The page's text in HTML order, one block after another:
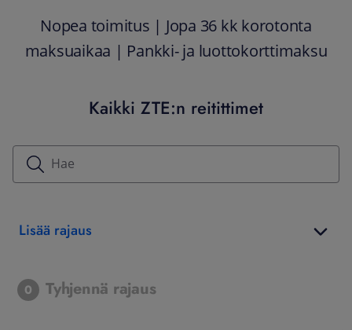
Nopea toimitus | Jopa 36 kk korotonta
maksuaikaa | Pankki- ja luottokorttimaksu
Kaikki ZTE:n reitittimet
Lisää rajaus
0 Tyhjennä rajaus